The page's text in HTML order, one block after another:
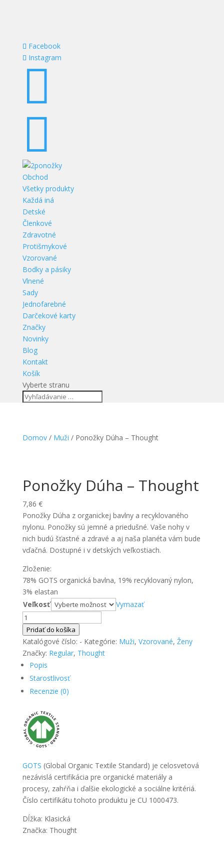
Facebook
Instagram


Obchod
Všetky produkty
Každá iná
Detské
Členkové
Zdravotné
Protišmykové
Vzorované
Bodky a pásiky
Vlnené
Sady
Jednofarebné
Darčekové karty
Značky
Novinky
Blog
Kontakt
Košík
Vyberte stranu
Domov/ Muži / Ponožky Dúha – Thought
Ponožky Dúha – Thought
7,86 €
Ponožky Dúha z organickej bavlny a recyklovaného
nylonu. Ponožky sú jemné a priedušné. Vaše nohy v
nich budú šťastné a zdravé a aj naša planéta vám bude
vďačná. Dostupné i v detských veľkostiach.
Zloženie:
78% GOTS organická bavlna, 19% recyklovaný nylon,
3% elastan
Veľkosť
Vymazať
množstvo
Ponožky
Dúha
-
Thought
Pridať do košíka
Katalógové číslo: - Kategórie: Muži, Vzorované, Ženy
Značky: Regular, Thought
Popis
Starostlivosť
Recenzie (0)
GOTS (Global Organic Textile Standard) je celosvetová
nezávislá certifikácia pre organické materiály a
procesy, zahŕňa i ďalšie ekologické a sociálne kritériá.
Číslo certifikátu tohoto produktu je CU 1000473.
Dĺžka: Klasická
Značka: Thought